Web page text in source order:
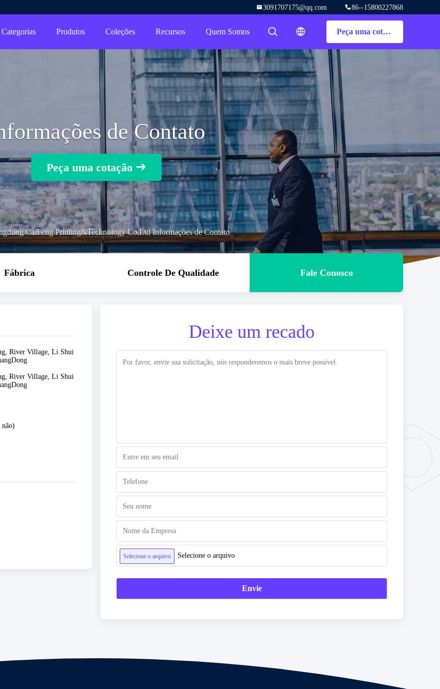
86--15800227868
3091707175@qq.com
Peça uma cotação
描述
描述
Categorias Produtos Coleções Recursos Quem Somos
de Contato
Peça uma cotação
CaiFeng Printing&Technology Co,Ltd Informações de Contato
Fábrica Controle De Qualidade Fale Conosco
River Village, Li Shui
River Village, Li Shui
Deixe um recado
Selecione o arquivo Selecione o arquivo
Envie